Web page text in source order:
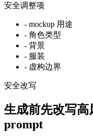
安全调整项
- mockup 用途
- 角色类型
- 背景
- 服装
- 虚构边界
安全改写
生成前先改写高
prompt